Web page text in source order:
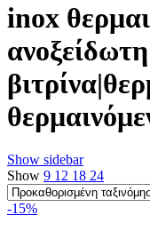
inox
Show sidebar
Show 9 12 18 24
-15%